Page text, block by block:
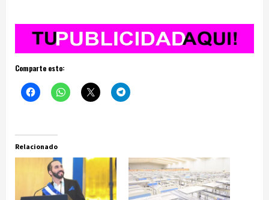
Comparte esto:
Relacionado